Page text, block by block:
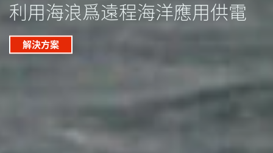
利用海浪爲遠程海洋應用供電
解決方案